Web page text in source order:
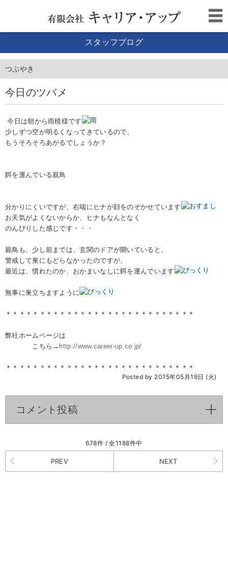
スタッフブログ
つぶやき
今日のツバメ
今日は朝から雨模様です
少しずつ空が明るくなってきているので、
もうそろそろあがるでしょうか？
餌を運んでいる親鳥
分かりにくいですが、右端にヒナが顔をのぞかせています
お天気がよくないからか、ヒナもなんとなく
のんびりした感じです・・・
親鳥も、少し前までは、玄関のドアが開いていると、
警戒して巣にもどらなかったのですが、
最近は、慣れたのか、おかまいなしに餌を運んでいます
無事に巣立ちますように
＊＊＊＊＊＊＊＊＊＊＊＊＊＊＊＊＊＊＊＊＊＊＊＊＊＊＊＊
弊社ホームページは
こちら→ http://www.career-up.co.jp/
＊＊＊＊＊＊＊＊＊＊＊＊＊＊＊＊＊＊＊＊＊＊＊＊＊＊＊＊
Posted by 2015年05月19日 (火)
コメント投稿
678件 / 全1188件中
PREV NEXT